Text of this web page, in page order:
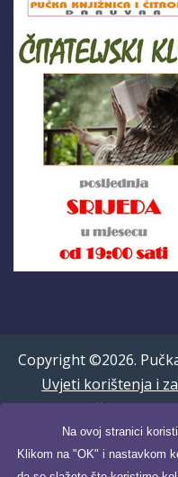
Na ovoj stranici
Klikom na "OK" i nastavkom
Copyright ©2026.
Uvjeti korištenja i
pristupačnost|